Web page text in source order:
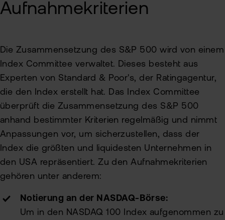
Aufnahmekriterien
Die Zusammensetzung des S&P 500 wird von einem
Index Committee verwaltet. Dieses besteht aus
Experten von Standard & Poor's, der Ratingagentur,
die den Index erstellt hat. Das Index Committee
überprüft die Zusammensetzung des S&P 500
anhand bestimmter Kriterien regelmäßig und nimmt
Anpassungen vor, um sicherzustellen, dass der
Index die größten und liquidesten Unternehmen in
den USA repräsentiert. Zu den Aufnahmekriterien
gehören unter anderem:
Notierung an der NASDAQ-Börse:
Um in den NASDAQ 100 Index aufgenommen zu